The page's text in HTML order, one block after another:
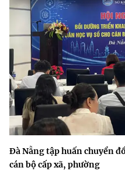
Đà Nẵng tập huấn chuyển
cán bộ cấp xã, phường